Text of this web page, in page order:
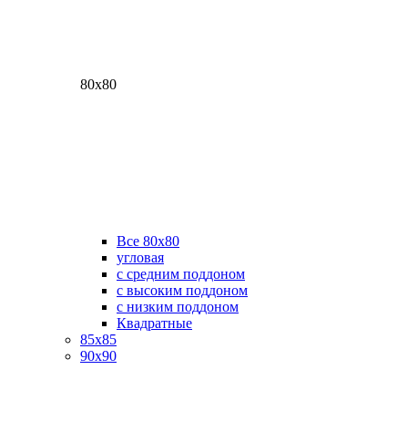
80х80
Все 80х80
угловая
с средним поддоном
с высоким поддоном
с низким поддоном
Квадратные
85х85
90х90